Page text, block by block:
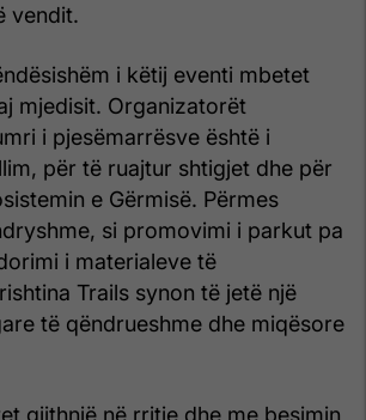
vendit.
i këtij eventi mbetet
mjedisit. Organizatorët
i pjesëmarrësve është i
për të ruajtur shtigjet dhe për
e Gërmisë. Përmes
si promovimi i parkut pa
i materialeve të
Trails synon të jetë një
të qëndrueshme dhe miqësore
gjithnjë në rritje dhe me besimin